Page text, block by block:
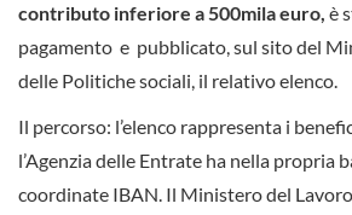
contributo inferiore a 500mila euro, è
pagamento e pubblicato, sul sito del
delle Politiche sociali, il relativo elenco.
Il percorso: l’elenco rappresenta i
l’Agenzia delle Entrate ha nella propria
coordinate IBAN. Il Ministero del